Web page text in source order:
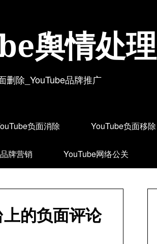
舆情处理
删除_YouTube品牌推广
负面消除 YouTube负面移除
牌营销 YouTube网络公关
的负面评论